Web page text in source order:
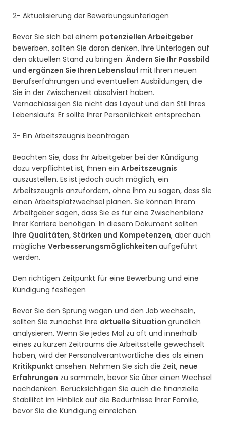
2- Aktualisierung der Bewerbungsunterlagen
Bevor Sie sich bei einem potenziellen Arbeitgeber
bewerben, sollten Sie daran denken, Ihre Unterlagen auf
den aktuellen Stand zu bringen. Ändern Sie Ihr Passbild
und ergänzen Sie Ihren Lebenslauf mit Ihren neuen
Berufserfahrungen und eventuellen Ausbildungen, die
Sie in der Zwischenzeit absolviert haben.
Vernachlässigen Sie nicht das Layout und den Stil Ihres
Lebenslaufs: Er sollte Ihrer Persönlichkeit entsprechen.
3- Ein Arbeitszeugnis beantragen
Beachten Sie, dass Ihr Arbeitgeber bei der Kündigung
dazu verpflichtet ist, Ihnen ein Arbeitszeugnis
auszustellen. Es ist jedoch auch möglich, ein
Arbeitszeugnis anzufordern, ohne ihm zu sagen, dass Sie
einen Arbeitsplatzwechsel planen. Sie können Ihrem
Arbeitgeber sagen, dass Sie es für eine Zwischenbilanz
Ihrer Karriere benötigen. In diesem Dokument sollten
Ihre Qualitäten, Stärken und Kompetenzen, aber auch
mögliche Verbesserungsmöglichkeiten aufgeführt
werden.
Den richtigen Zeitpunkt für eine Bewerbung und eine
Kündigung festlegen
Bevor Sie den Sprung wagen und den Job wechseln,
sollten Sie zunächst Ihre aktuelle Situation gründlich
analysieren. Wenn Sie jedes Mal zu oft und innerhalb
eines zu kurzen Zeitraums die Arbeitsstelle gewechselt
haben, wird der Personalverantwortliche dies als einen
Kritikpunkt ansehen. Nehmen Sie sich die Zeit, neue
Erfahrungen zu sammeln, bevor Sie über einen Wechsel
nachdenken. Berücksichtigen Sie auch die finanzielle
Stabilität im Hinblick auf die Bedürfnisse Ihrer Familie,
bevor Sie die Kündigung einreichen.